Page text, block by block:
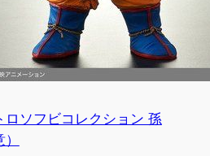
ロソフビコレクション 孫